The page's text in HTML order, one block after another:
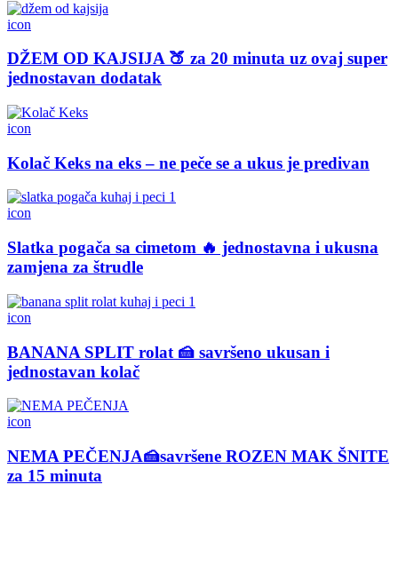
icon
DŽEM OD KAJSIJA 🍑 za 20 minuta uz ovaj super
jednostavan dodatak
icon
Kolač Keks na eks – ne peče se a ukus je predivan
icon
Slatka pogača sa cimetom 🔥 jednostavna i ukusna
zamjena za štrudle
icon
BANANA SPLIT rolat 🍰 savršeno ukusan i
jednostavan kolač
icon
NEMA PEČENJA🍰savršene ROZEN MAK ŠNITE
za 15 minuta